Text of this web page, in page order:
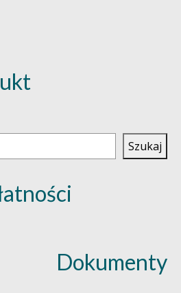
Szukaj
Dokumenty